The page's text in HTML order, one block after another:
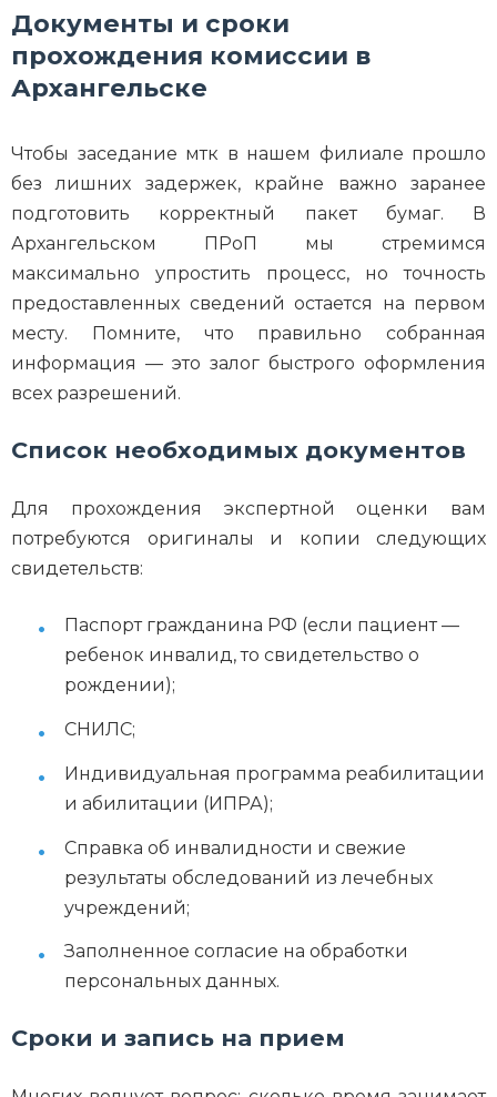
Документы и сроки
прохождения комиссии в
Архангельске
Чтобы заседание мтк в нашем филиале прошло
без лишних задержек, крайне важно заранее
подготовить корректный пакет бумаг. В
Архангельском ПРоП мы стремимся
максимально упростить процесс, но точность
предоставленных сведений остается на первом
месту. Помните, что правильно собранная
информация — это залог быстрого оформления
всех разрешений.
Список необходимых документов
Для прохождения экспертной оценки вам
потребуются оригиналы и копии следующих
свидетельств:
Паспорт гражданина РФ (если пациент —
ребенок инвалид, то свидетельство о
рождении);
СНИЛС;
Индивидуальная программа реабилитации
и абилитации (ИПРА);
Справка об инвалидности и свежие
результаты обследований из лечебных
учреждений;
Заполненное согласие на обработки
персональных данных.
Сроки и запись на прием